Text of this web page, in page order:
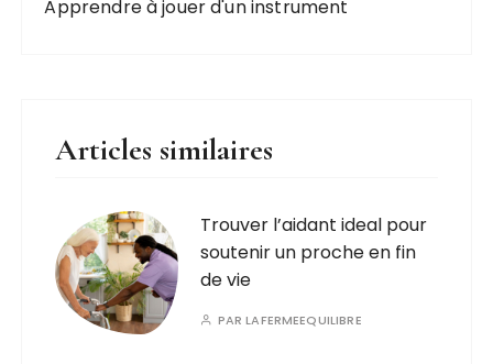
Apprendre à jouer d'un instrument
Articles similaires
Trouver l’aidant ideal pour
soutenir un proche en fin
de vie
PARLAFERMEEQUILIBRE